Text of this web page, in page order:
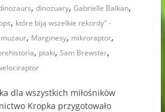
, dinozuary, Gabrielle Balkan,
, które biją wszelkie rekordy" -
, Marginesy, mikroraptor,
, ptaki, Sam Brewster,
dla wszystkich miłośników
Kropka przygotowało